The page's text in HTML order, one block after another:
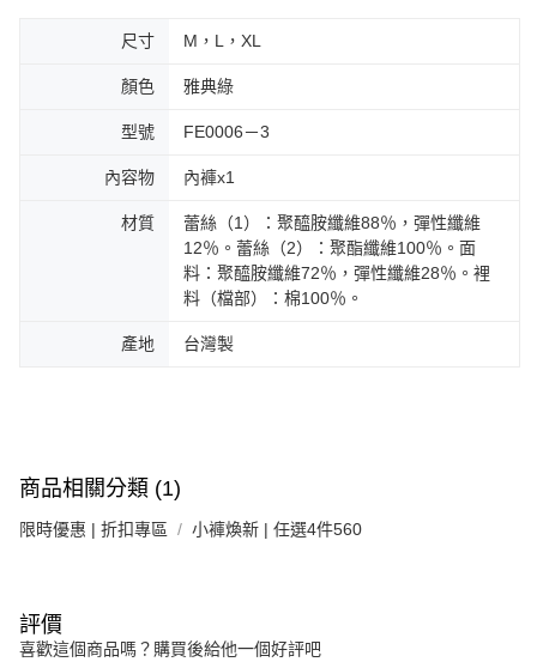
尺寸 M，L，XL
顏色 雅典綠
型號 FE0006－3
內容物 內褲x1
材質
蕾絲（1）：聚醯胺纖維88％，彈性纖維
12％。蕾絲（2）：聚酯纖維100％。面
料：聚醯胺纖維72％，彈性纖維28％。裡
料（檔部）：棉100％。
產地 台灣製
商品相關分類 (1)
限時優惠 | 折扣專區 小褲煥新 | 任選4件560
評價
喜歡這個商品嗎？購買後給他一個好評吧